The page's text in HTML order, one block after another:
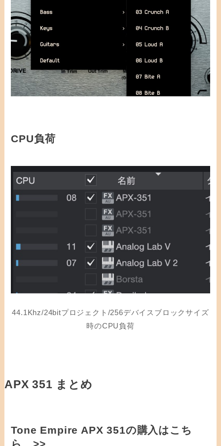
CPU負荷
44.1Khz/24bitプロジェクト/256デバイスブロックサイズ
時のCPU負荷
APX 351 まとめ
Tone Empire APX 351の購入はこち
ら >>